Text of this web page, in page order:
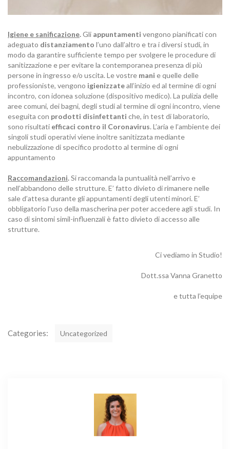
Igiene e sanificazione.Gli appuntamenti vengono pianificati con
adeguato distanziamento l’uno dall’altro e tra i diversi studi, in
modo da garantire sufficiente tempo per svolgere le procedure di
sanitizzazione e per evitare la contemporanea presenza di più
persone in ingresso e/o uscita. Le vostre mani e quelle delle
professioniste, vengono igienizzateall’inizio ed al termine di ogni
incontro, con idonea soluzione (dispositivo medico). La pulizia delle
aree comuni, dei bagni, degli studi al termine di ogni incontro, viene
eseguita con prodotti disinfettanti che, in test di laboratorio,
sono risultati efficaci contro il Coronavirus. L’aria e l’ambiente dei
singoli studi operativi viene inoltre sanitizzata mediante
nebulizzazione di specifico prodotto al termine di ogni
appuntamento
Raccomandazioni.Si raccomanda la puntualità nell’arrivo e
nell’abbandono delle strutture. E’ fatto divieto di rimanere nelle
sale d’attesa durante gli appuntamenti degli utenti minori. E’
obbligatorio l’uso della mascherina per poter accedere agli studi. In
caso di sintomi simil-influenzali è fatto divieto di accesso alle
strutture.
Ci vediamo in Studio!
Dott.ssa Vanna Granetto
e tutta l’equipe
Categories: Uncategorized